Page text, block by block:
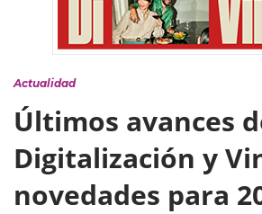
Actualidad
Últimos avances
Digitalización y
novedades para